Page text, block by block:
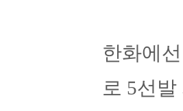
한화에
로 5선